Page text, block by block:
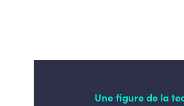
Une figure de la